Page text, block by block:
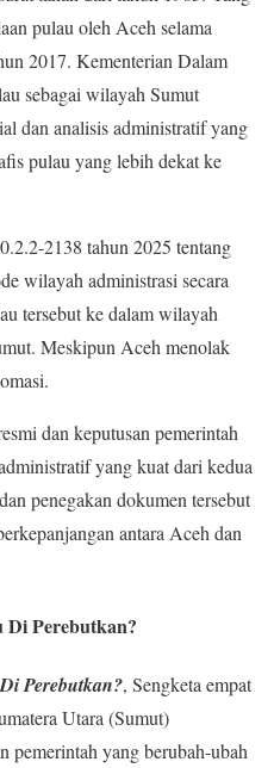
pulau oleh Aceh selama
2017. Kementerian Dalam
sebagai wilayah Sumut
dan analisis administratif yang
pulau yang lebih dekat ke
2138 tahun 2025 tentang
wilayah administrasi secara
tersebut ke dalam wilayah
Meskipun Aceh menolak
.
dan keputusan pemerintah
yang kuat dari kedua
penegakan dokumen tersebut
antara Aceh dan
Perebutkan?
Perebutkan?, Sengketa empat
Utara (Sumut)
pemerintah yang berubah-ubah